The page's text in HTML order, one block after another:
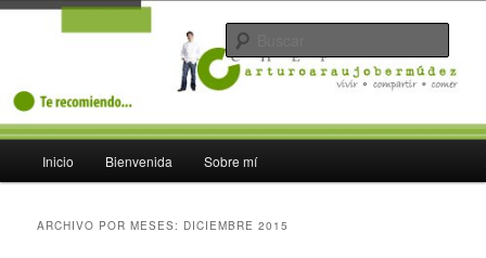
Ir
Ir
Arturo Araujo Bermúdez Polémicos
sitios para comer en México
atentado a lo común
Polémicos sitios para comer. Nací en el Caribe mexicano en la ciudad de
Cancún
principal
Inicio Bienvenida Sobre mí
ARCHIVO POR MESES: DICIEMBRE 2015